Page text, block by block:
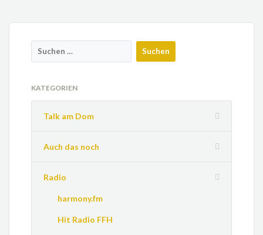
KATEGORIEN
Talk am Dom
Auch das noch
Radio
harmony.fm
Hit Radio FFH